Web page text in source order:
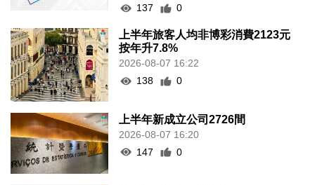
137 0
上半年旅客人均非博彩消費2123元
按年升7.8%
2026-08-07 16:22
138
0
上半年新成立公司2726間
2026-08-07 16:20
147
0